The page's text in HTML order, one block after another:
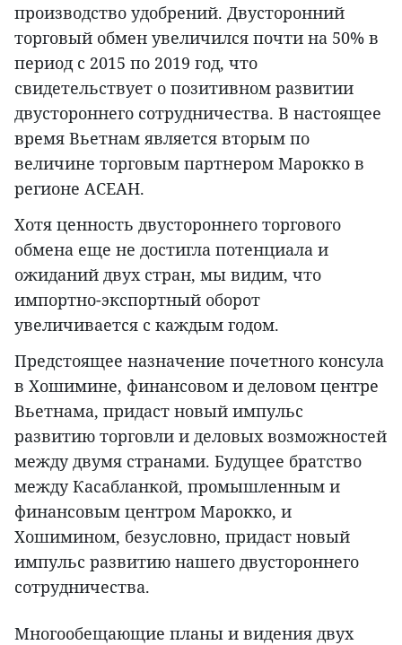
производство удобрений. Двусторонний
торговый обмен увеличился почти на 50% в
период с 2015 по 2019 год, что
свидетельствует о позитивном развитии
двустороннего сотрудничества. В настоящее
время Вьетнам является вторым по
величине торговым партнером Марокко в
регионе АСЕАН.
Хотя ценность двустороннего торгового
обмена еще не достигла потенциала и
ожиданий двух стран, мы видим, что
импортно-экспортный оборот
увеличивается с каждым годом.
Предстоящее назначение почетного консула
в Хошимине, финансовом и деловом центре
Вьетнама, придаст новый импульс
развитию торговли и деловых возможностей
между двумя странами. Будущее братство
между Касабланкой, промышленным и
финансовым центром Марокко, и
Хошимином, безусловно, придаст новый
импульс развитию нашего двустороннего
сотрудничества.
Многообещающие планы и видения двух